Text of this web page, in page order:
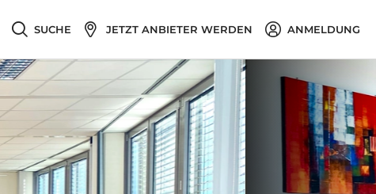
SUCHE JETZT ANBIETER WERDEN ANMELDUNG